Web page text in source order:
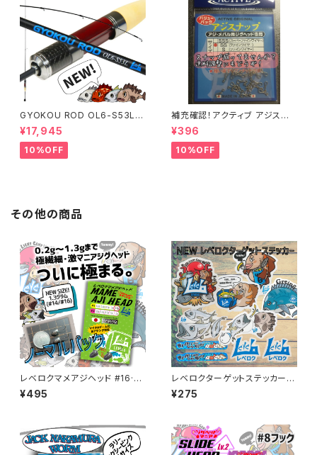
GYOKOU ROD OL6-S53L
【おり釣具×レベロク】漁港ロッ
ド
¥17,945
10%OFF
補充確認！アクティブ アジスナッ
プ (22個入り) 各サイズ
¥396
10%OFF
その他の商品
レベロクマメアジヘッド #16·#1
4ノーマルパック【JigHead Ma
nia】 各サイズ
¥495
レベロクターゲットステッカー
各デザイン
¥275